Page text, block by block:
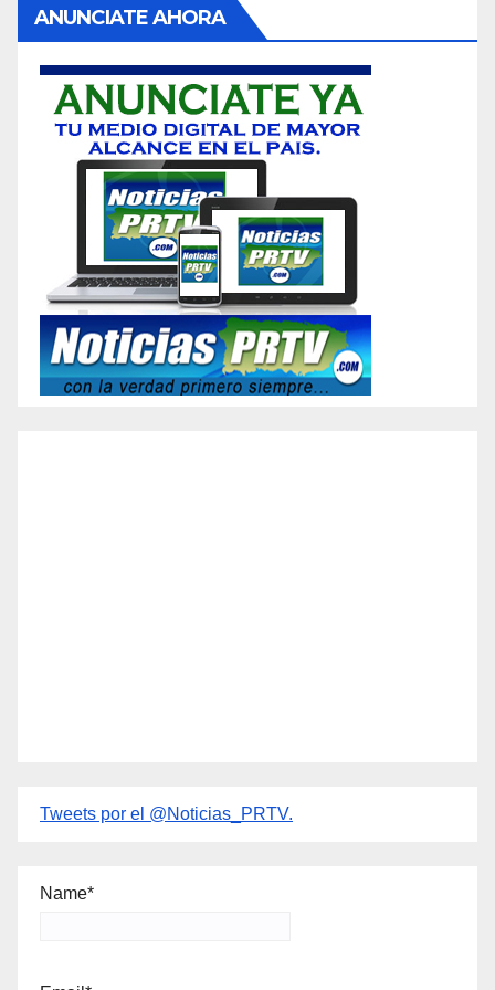
ANUNCIATE AHORA
Tweets por el @Noticias_PRTV.
Name*